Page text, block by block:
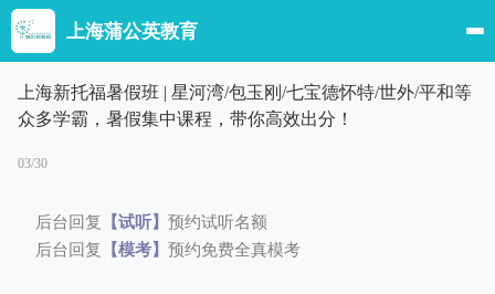
上海蒲公英教育
上海新托福暑假班 | 星河湾/包玉刚/七宝德怀特/世外/平和等
众多学霸，暑假集中课程，带你高效出分！
03/30
后台回复 【试听】 预约试听名额
后台回复
【模考】 预约免费全真模考